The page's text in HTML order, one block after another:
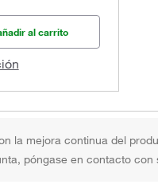
al carrito
la mejora continua del
póngase en contacto con